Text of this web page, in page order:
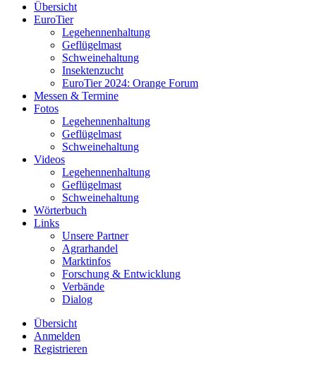
Übersicht
EuroTier
Legehennenhaltung
Geflügelmast
Schweinehaltung
Insektenzucht
EuroTier 2024: Orange Forum
Messen & Termine
Fotos
Legehennenhaltung
Geflügelmast
Schweinehaltung
Videos
Legehennenhaltung
Geflügelmast
Schweinehaltung
Wörterbuch
Links
Unsere Partner
Agrarhandel
Marktinfos
Forschung & Entwicklung
Verbände
Dialog
Übersicht
Anmelden
Registrieren